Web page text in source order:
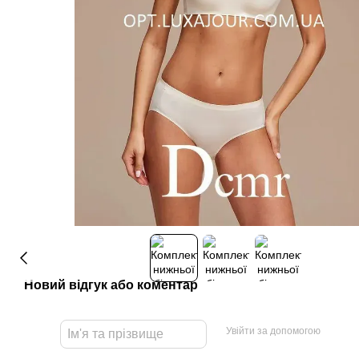
Новий відгук або коментар
Увійти за допомогою